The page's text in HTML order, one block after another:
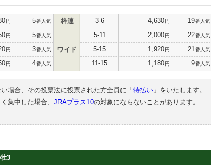
円 5番人気
円 5番人気
円 3番人気
円 4番人気
枠連 3-6 4,630円 19番人気
ワイド
5-11 2,000円 22番人気
5-15 1,920円 21 番人気
11-15 1,180円 9番人気
場合、その投票法に投票された方全員に「 特払い」をいたします。
集中した場合、 JRAプラス10の対象にならないことがあります。
牡3